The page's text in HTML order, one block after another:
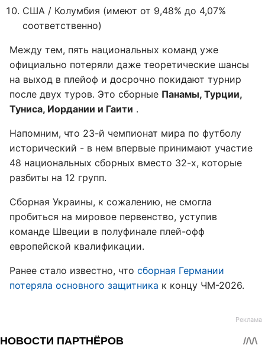
США / Колумбия (имеют от 9,48% до 4,07%
соответственно)
Между тем, пять национальных команд уже
официально потеряли даже теоретические шансы
на выход в плейоф и досрочно покидают турнир
после двух туров. Это сборные Панамы, Турции,
Туниса, Иордании и Гаити .
Напомним, что 23-й чемпионат мира по футболу
исторический - в нем впервые принимают участие
48 национальных сборных вместо 32-х, которые
разбиты на 12 групп.
Сборная Украины, к сожалению, не смогла
пробиться на мировое первенство, уступив
команде Швеции в полуфинале плей-офф
европейской квалификации.
Ранее стало известно, что сборная Германии
потеряла основного защитника к концу ЧМ-2026.